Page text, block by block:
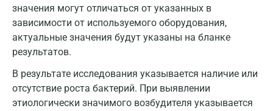
значения могут отличаться от указанных в
зависимости от используемого оборудования,
актуальные значения будут указаны на бланке
результатов.
В результате исследования указывается наличие или
отсутствие роста бактерий. При выявлении
этиологически значимого возбудителя указывается
Волжский
Воронеж
Всеволожск
Гатчина